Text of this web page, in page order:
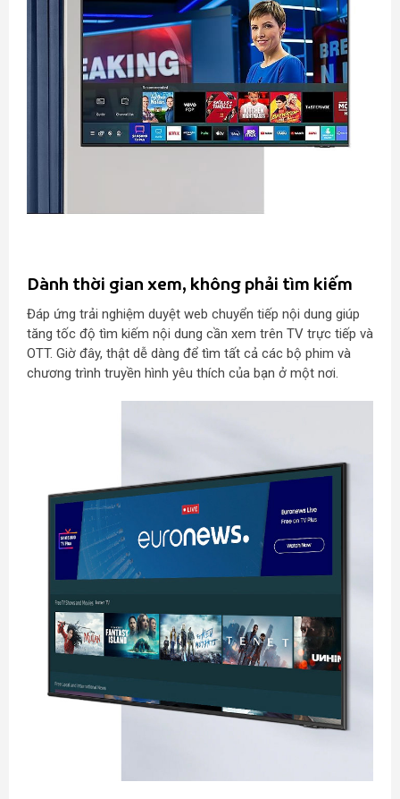
Dành thời gian xem, không phải tìm kiếm
Đáp ứng trải nghiệm duyệt web chuyển tiếp nội dung giúp
tăng tốc độ tìm kiếm nội dung cần xem trên TV trực tiếp và
OTT. Giờ đây, thật dễ dàng để tìm tất cả các bộ phim và
chương trình truyền hình yêu thích của bạn ở một nơi.